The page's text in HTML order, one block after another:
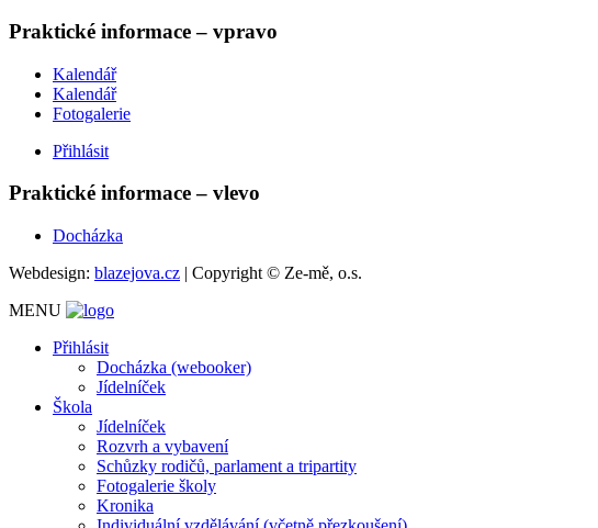
Praktické informace – vpravo
Kalendář
Kalendář
Fotogalerie
Přihlásit
Praktické informace – vlevo
Docházka
Webdesign: blazejova.cz | Copyright © Ze-mě, o.s.
MENU
Přihlásit
Docházka (webooker)
Jídelníček
Škola
Jídelníček
Rozvrh a vybavení
Schůzky rodičů, parlament a tripartity
Fotogalerie školy
Kronika